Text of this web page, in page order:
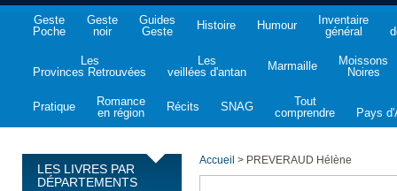
Geste
Poche
Geste
noir
Guides
Geste
Histoire Humour
Inventaire
général
Les
Provinces Retrouvées
Les
veillées d'antan
Marmaille
Moissons
Noires
Pratique
Romance
en région
Récits SNAG
Tout
comprendre
Pays
LES LIVRES PAR
DÉPARTEMENTS
Accueil > PREVERAUD Hélène